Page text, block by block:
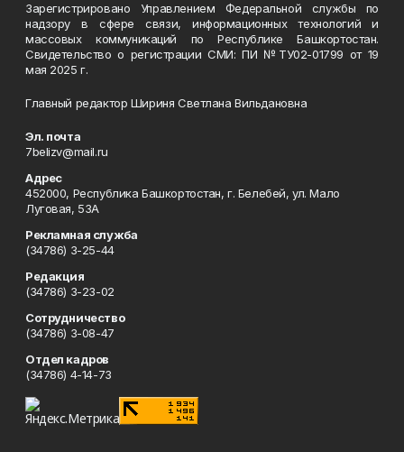
Зарегистрировано Управлением Федеральной службы по
надзору в сфере связи, информационных технологий и
массовых коммуникаций по Республике Башкортостан.
Свидетельство о регистрации СМИ: ПИ №ТУ02-01799 от 19
мая 2025 г.
Главный редактор Шириня Светлана Вильдановна
Эл. почта
7belizv@mail.ru
Адрес
452000, Республика Башкортостан, г. Белебей, ул. Мало
Луговая, 53А
Рекламная служба
(34786) 3-25-44
Редакция
(34786) 3-23-02
Сотрудничество
(34786) 3-08-47
Отдел кадров
(34786) 4-14-73